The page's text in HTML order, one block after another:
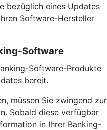
bezüglich eines Updates
Software-Hersteller
Software
Software-Produkte
bereit.
müssen Sie zwingend zur
Sobald diese verfügbar
in Ihrer Banking-